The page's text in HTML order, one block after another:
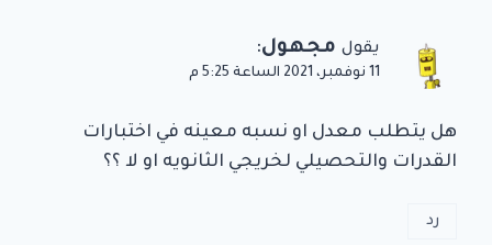
يقول مجهول:
11 نوفمبر، 2021 الساعة 5:25 م
هل يتطلب معدل او نسبه معينه في اختبارات
القدرات والتحصيلي لخريجي الثانويه او لا ؟؟
رد